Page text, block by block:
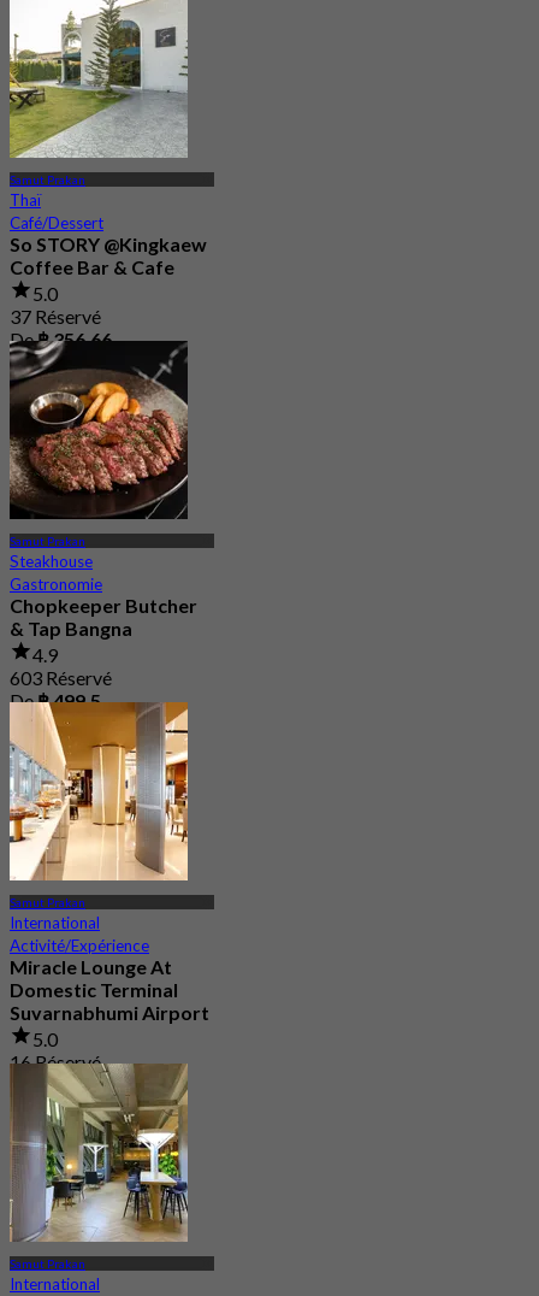
Samut Prakan
Thaï
Café/Dessert
So STORY @Kingkaew
Coffee Bar & Cafe
5.0
37 Réservé
De฿ 356.66
Samut Prakan
Steakhouse
Gastronomie
Chopkeeper Butcher
& Tap Bangna
4.9
603 Réservé
De฿ 499.5
Samut Prakan
International
Activité/Expérience
Miracle Lounge At
Domestic Terminal
Suvarnabhumi Airport
5.0
16 Réservé
฿ 1,080
Samut Prakan
International